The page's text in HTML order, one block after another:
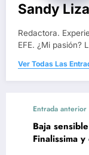
Sandy
Redactora.
EFE. ¿Mi pasión?
Ver Todas Las
Entrada anterior
Baja
Finalissima